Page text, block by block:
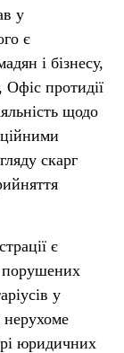
у
є
і бізнесу,
протидії
щодо
скарг
є
порушених
у
юридичних